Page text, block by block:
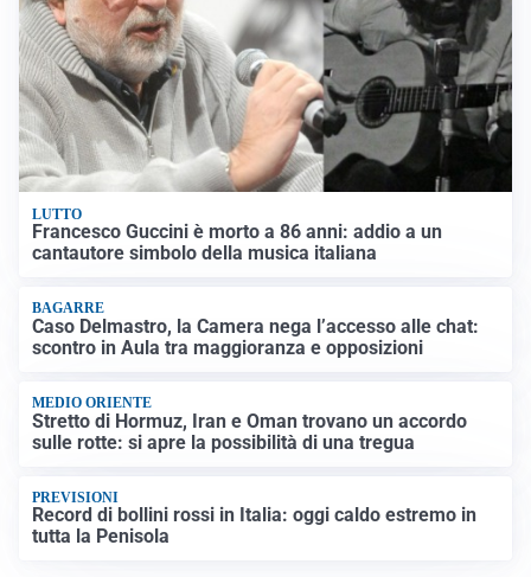
LUTTO
Francesco Guccini è morto a 86 anni: addio a un
cantautore simbolo della musica italiana
BAGARRE
Caso Delmastro, la Camera nega l’accesso alle chat:
scontro in Aula tra maggioranza e opposizioni
MEDIO ORIENTE
Stretto di Hormuz, Iran e Oman trovano un accordo
sulle rotte: si apre la possibilità di una tregua
PREVISIONI
Record di bollini rossi in Italia: oggi caldo estremo in
tutta la Penisola